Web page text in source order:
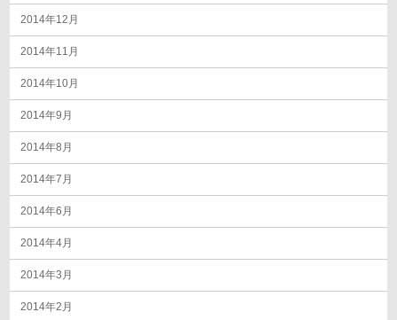
2014年12月
2014年11月
2014年10月
2014年9月
2014年8月
2014年7月
2014年6月
2014年4月
2014年3月
2014年2月